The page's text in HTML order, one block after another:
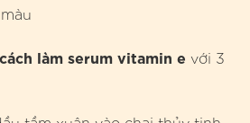
cách làm serum vitamin e với 3